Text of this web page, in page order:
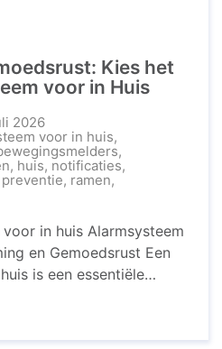
Kies het
voor in Huis
2026
voor in huis,
,
, huis, notificaties,
preventie, ramen,
in huis Alarmsysteem
en Gemoedsrust Een
is een essentiële
indringers. Met
over veiligheid is